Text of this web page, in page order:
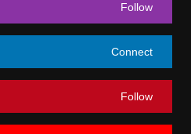
Follow
Connect
Follow